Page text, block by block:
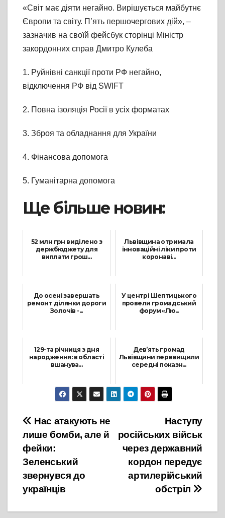
«Світ має діяти негайно. Вирішується майбутнє
Європи та світу. П’ять першочергових дій», –
зазначив на своїй фейсбук сторінці Міністр
закордонних справ Дмитро Кулеба
1. Руйнівні санкції проти РФ негайно,
відключення РФ від SWIFT
2. Повна ізоляція Росії в усіх форматах
3. Зброя та обладнання для України
4. Фінансова допомога
5. Гуманітарна допомога
Ще більше новин:
52 млн грн виділено з
держбюджету для
виплати грош...
Львівщина отримала
інноваційні ліки проти
коронаві...
До осені завершать
ремонт ділянки дороги
Золочів -...
У центрі Шептицького
провели громадський
форум «Лю...
129-та річниця з дня
народження: в області
вшанува...
8 Грудня, 2021
Дев’ять громад
Львівщини перевищили
середні показн...
30 Серпня, 2021
Навігація
записів
Наступу
російських військ
через державний
кордон передує
артилерійський
обстріл
Нас атакують не
лише бомби, але й
фейки:
Зеленський
звернувся до
українців